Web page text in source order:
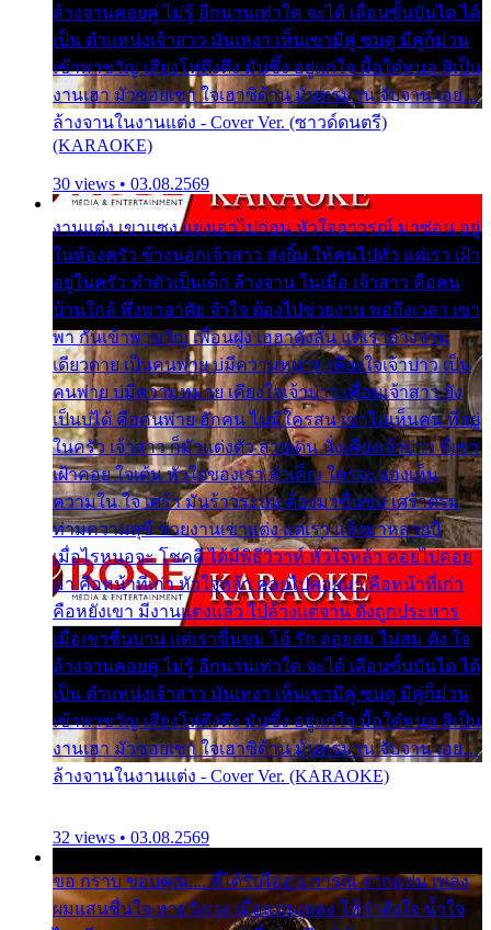
ล้างจานคอยคู่ ไม่รู้ อีกนานเท่าใด จะได้ เลื่อนขั้นบันได ได้
เป็น ตำแหน่งเจ้าสาว มันเหงา เห็นเขามีคู่ ซมดู มีคู่ก็ม่วน
เข้าพาขวัญ เสียงโห่ตึงตึง มันซึ้ง อยู่แก่ใจ มื้อใด๋หนอ สิเป็น
งานเฮา มัวซอยเขา ใจเฮาซิด้าน มันทรมาน จับจาน เอย…
ล้างจานในงานแต่ง - Cover Ver. (ซาวด์ดนตรี)
(KARAOKE)
30 views • 03.08.2569
งานแต่ง เขาแซง แย่งเอาไปก่อน หัวใจอาวรณ์ มาซ่อน อยู่
ในห้องครัว ข้างนอกเจ้าสาว ส่งยิ้ม ให้คนไปทั่ว แต่เรา เฝ้า
อยู่ในครัว ทำตัวเป็นเด็ก ล้างจาน ในเมื่อ เจ้าสาว คือคน
บ้านใกล้ พึ่งพาอาศัย จำใจ ต้องไปช่วยงาน พอถึงเวลา เขา
พา กันเข้าพาขวัญ เพื่อนฝูง เฮฮาดังลั่น แต่เราล้างจาน
เดียวดาย เป็นคนพ่าย บ่มีความหมาย เคียงใจเจ้าบ่าว เป็น
คนพ่าย บ่มีความหมาย เคียงใจเจ้าบ่าว เพื่อนเจ้าสาว ยัง
เป็นบ่ได้ คือคนพ่าย ฮักคน ไม่มีใครสน เขาไม่เห็นคน ที่อยู่
ในครัว เจ้าสาว ก็มัวแต่งตัว สวยเด่น นั่งเคียงเจ้าบ่าว ที่เขา
เฝ้าคอย ใจเต้น หัวใจของเรา ลำเค็ญ ใครจะมองเห็น
ความใน ใจ เศร้า มันร้าวระบม ต้องมาขื่นขม เศร้าตรม
ท่ามความสุขี ช่วยงานเขาแต่ง แต่เรา แล้งมาหลายปี
เมื่อไรหนอจะ โชคดี ได้มีพิธีวิวาห์ หัวใจหล้า คอยไปคอย
มา คือหน้าที่เก่า หัวใจหล้า คอยไปคอยมา คือหน้าที่เก่า
คือหยังเขา มีงานแต่งแล้ว ไปล้างแต่จาน ดั่งถูกประหาร
เมื่อเขาชื่นบาน แต่เราขื่นขม โอ้ รัก ลอยลม ไม่สม ดัง ใจ
ล้างจานคอยคู่ ไม่รู้ อีกนานเท่าใด จะได้ เลื่อนขั้นบันได ได้
เป็น ตำแหน่งเจ้าสาว มันเหงา เห็นเขามีคู่ ซมดู มีคู่ก็ม่วน
เข้าพาขวัญ เสียงโห่ตึงตึง มันซึ้ง อยู่แก่ใจ มื้อใด๋หนอ สิเป็น
งานเฮา มัวซอยเขา ใจเฮาซิด้าน มันทรมาน จับจาน เอย…
ล้างจานในงานแต่ง - Cover Ver. (KARAOKE)
32 views • 03.08.2569
ขอ กราบ ขอบคุณ.... ที่ได้รับไออุ่น การุณ จากแฟน เพลง
ผมแสนชื่นใจ หายวังเวง เมื่อแฟนเพลง ให้กำลังใจ น้ำใจ